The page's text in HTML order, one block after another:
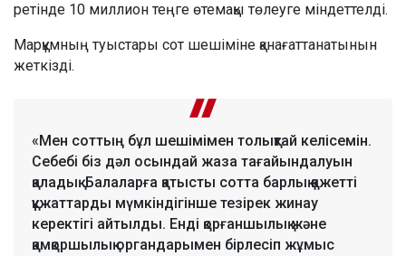
ретінде 10 миллион теңге өтемақы төлеуге міндеттелді.
Марқұмның туыстары сот шешіміне қанағаттанатынын
жеткізді.
«Мен соттың бұл шешімімен толықтай келісемін.
Себебі біз дәл осындай жаза тағайындалуын
қаладық. Балаларға қатысты сотта барлық қажетті
құжаттарды мүмкіндігінше тезірек жинау
керектігі айтылды. Енді қорғаншылық және
қамқоршылық органдарымен бірлесіп жұмыс